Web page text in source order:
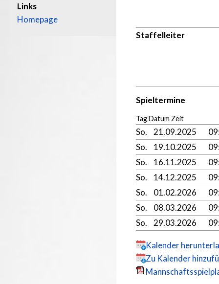
Links
Homepage
Staffelleiter
Spieltermine
Tag Datum Zeit
So. 21.09.2025
So.
19.10.2025
So.
16.11.2025
So.
14.12.2025
So.
01.02.2026
So.
08.03.2026
So.
29.03.2026
Kalender
Zu Kalender